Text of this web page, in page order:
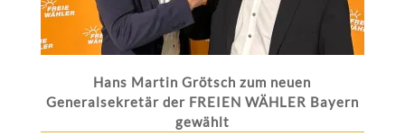
Hans Martin Grötsch zum neuen
Generalsekretär der FREIEN WÄHLER Bayern
gewählt